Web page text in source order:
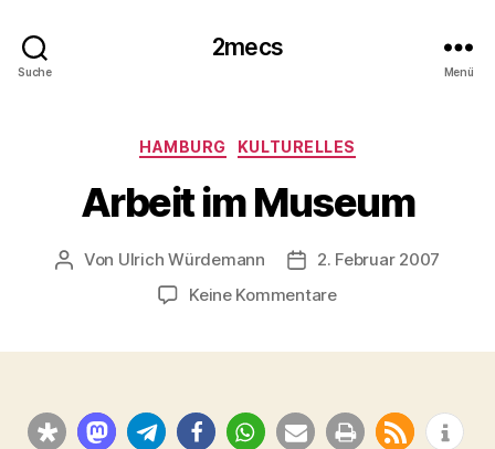
Suche
2mecs
Menü
Kategorien
HAMBURG KULTURELLES
Arbeit im Museum
Beitragsautor
Von Ulrich Würdemann Beitragsdatum
2. Februar 2007
Keine Kommentarezu